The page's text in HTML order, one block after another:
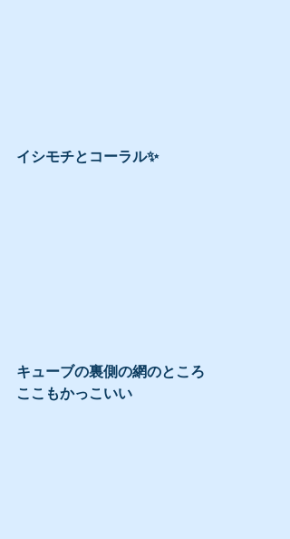
イシモチとコーラル✨
キューブの裏側の網のところ
ここもかっこいい